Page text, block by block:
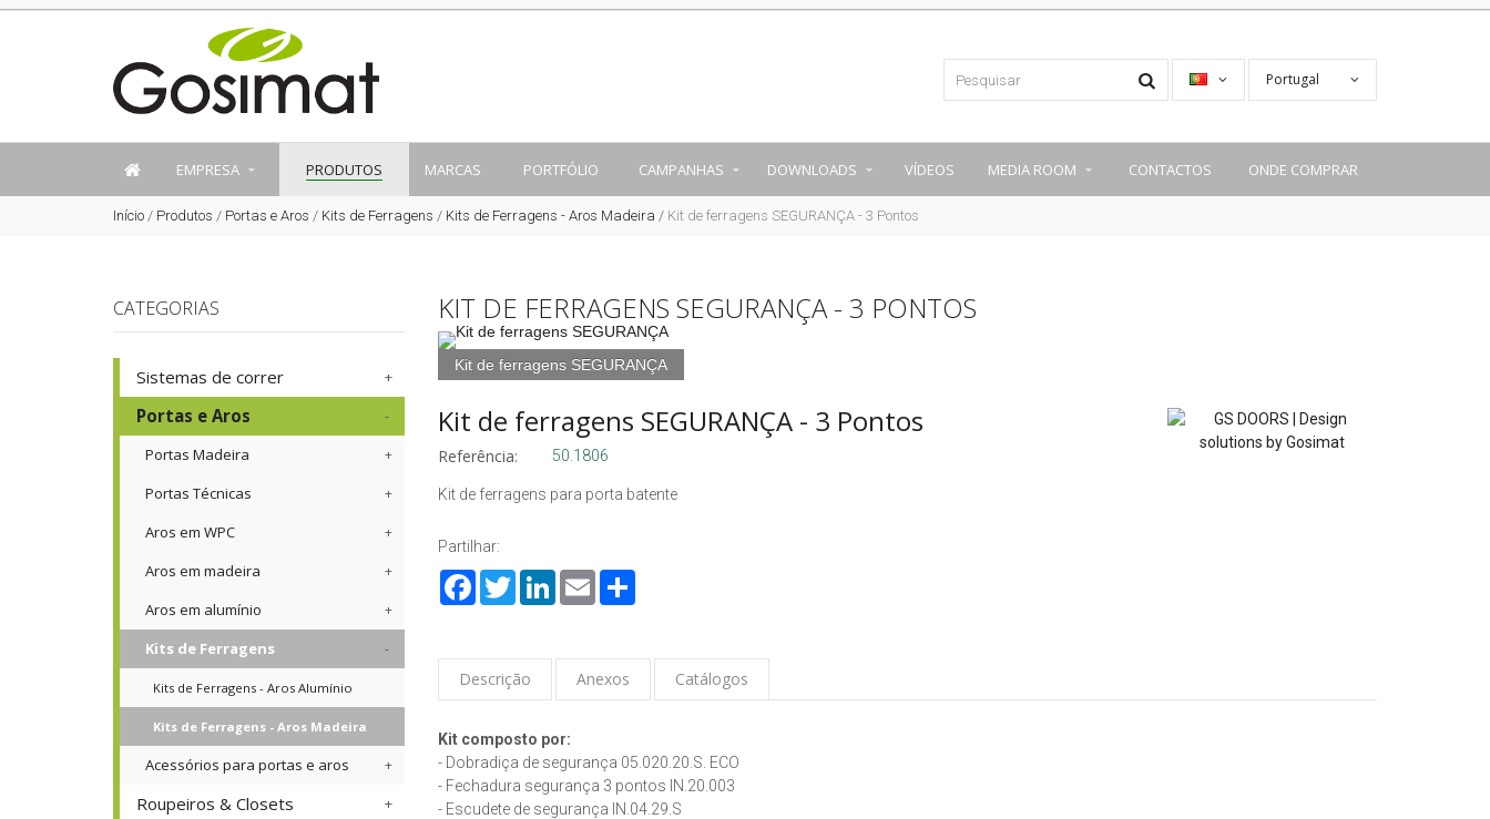
Portugal
EMPRESA PRODUTOS MARCAS PORTFÓLIO CAMPANHAS DOWNLOADS VÍDEOS MEDIA ROOM CONTACTOS ONDE COMPRAR
Início / Produtos / Portas e Aros / Kits de Ferragens / Kits de Ferragens - Aros Madeira / Kit de ferragens SEGURANÇA - 3 Pontos
CATEGORIAS
Sistemas de correr
Portas e Aros
Portas Madeira
Portas Técnicas
Aros em WPC
Aros em madeira
Aros em alumínio
Kits de Ferragens
Kits de Ferragens - Aros Alumínio
Kits de Ferragens - Aros Madeira
Acessórios para portas e aros
Roupeiros & Closets
KIT DE FERRAGENS SEGURANÇA - 3 PONTOS
Kit de ferragens SEGURANÇA
Kit de ferragens SEGURANÇA - 3 Pontos
Referência: 50.1806
Kit de ferragens para porta batente
Partilhar:
FacebookTwitterLinkedInEmail Share
Descrição Anexos Catálogos
Kit composto por:
- Dobradiça de segurança 05.020.20.S. ECO
- Fechadura segurança 3 pontos IN.20.003
- Escudete de segurança IN.04.29.S